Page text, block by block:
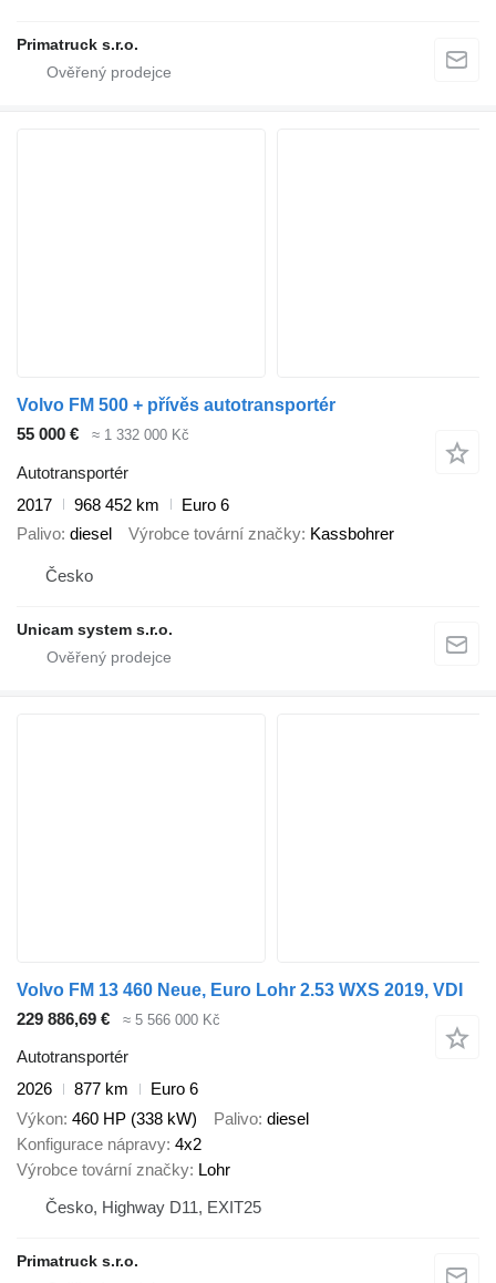
Primatruck s.r.o.
Volvo FM 500 + přívěs autotransportér
55 000 €
≈ 1 332 000 Kč
Autotransportér
2017
968 452 km
Euro 6
Palivo diesel Výrobce tovární značky Kassbohrer
Česko
Unicam system s.r.o.
Volvo FM 13 460 Neue, Euro Lohr 2.53 WXS 2019, VDI
229 886,69 €
≈ 5 566 000 Kč
Autotransportér
2026
877 km
Euro 6
Výkon 460 HP (338 kW) Palivo diesel
Konfigurace nápravy 4x2
Výrobce tovární značky Lohr
Česko, Highway D11, EXIT25
Primatruck s.r.o.